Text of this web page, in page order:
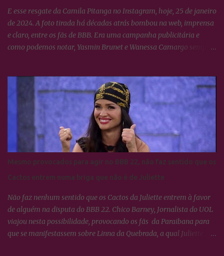
E esse resgate da Camila Pitanga no Instagram, hoje, 25 de janeiro
de 2024. A foto tirada há décadas atrás bombou na web, imprensa
e claro, entre os fãs de BBB. Era uma campanha publicitária e
como podemos notar, Yasmin Brunet e Wanessa Camargo sempre
Mesmo provocados para agir no BBB 22, não faz sentido que os
Cactos entrem numa briga que não é de Juliette
Não faz nenhum sentido que os Cactos da Juliette entrem à favor
de alguém na disputa do BBB 22. Chico Barney, Jornalista do UOL
viajou nesta possibilidade, provocando os fãs da Paraibana para
que se manifestassem sobre Linna da Quebrada, a qual Juliette